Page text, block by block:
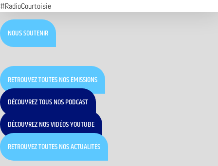
#RadioCourtoisie
NOUS SOUTENIR
RETROUVEZ TOUTES NOS ÉMISSIONS
DÉCOUVREZ TOUS NOS PODCAST
DÉCOUVREZ NOS VIDÉOS YOUTUBE
RETROUVEZ TOUTES NOS ACTUALITÉS